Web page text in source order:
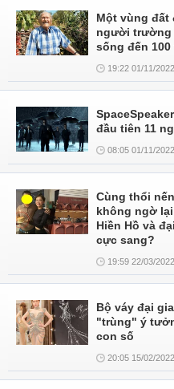
Một vùng đất
người trường
sống đến
19:22 01/11/2022
đầu tiên 11
08:05 01/11/2022
Cùng thổi
không ngờ
Hiền Hồ và
cực sang?
19:59 22/03/2022
Bộ váy đại
"trùng" ý
con số
20:05 15/02/2022